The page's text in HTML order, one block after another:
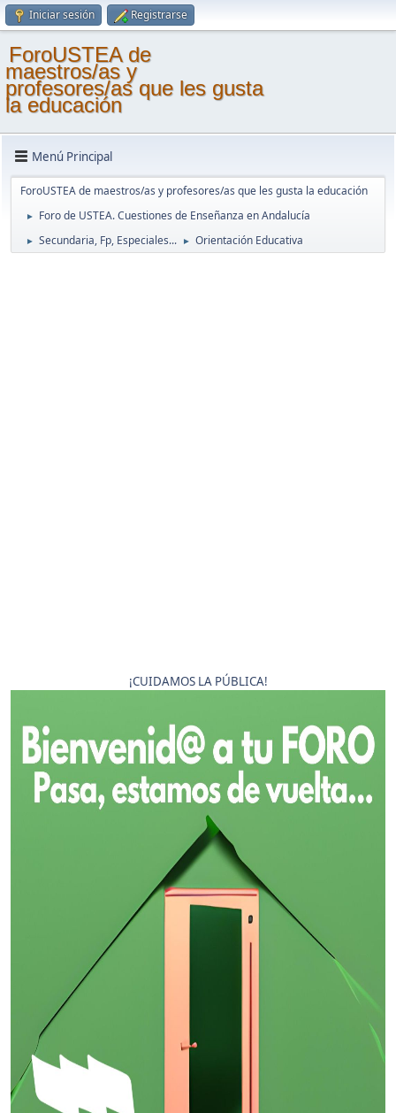
Iniciar sesión Registrarse
ForoUSTEA de
maestros/as y
profesores/as que les gusta
la educación
Menú Principal
ForoUSTEA de maestros/as y profesores/as que les gusta la educación
► Foro de USTEA. Cuestiones de Enseñanza en Andalucía
► Secundaria, Fp, Especiales... ► Orientación Educativa
¡CUIDAMOS LA PÚBLICA!